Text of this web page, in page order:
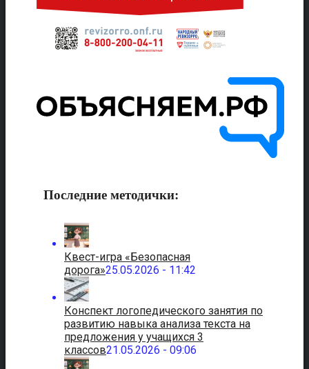
Последние методички:
Квест-игра «Безопасная
дорога»25.05.2026 - 11:42
Конспект логопедического занятия по
развитию навыка анализа текста на
предложения у учащихся 3
классов21.05.2026 - 09:06